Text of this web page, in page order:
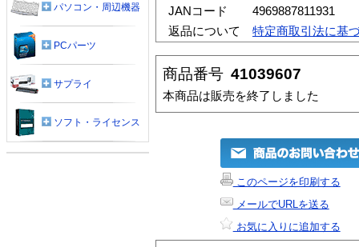
JANコード
4969887811931
返品について
特定商取引法に基
商品番号 41039607
本商品は販売を終了しました
このページを印刷する
メールでURLを送る
お気に入りに追加する
パソコン・周辺機器
PCパーツ
サプライ
ソフト・ライセンス